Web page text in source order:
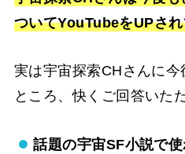
ついてYouTubeをUPさ
実は宇宙探索CHさんに
ところ、快くご回答いた
話題の宇宙SF小説で